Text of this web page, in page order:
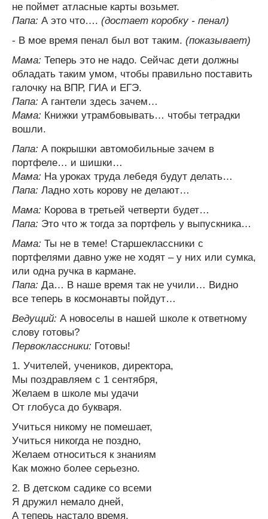
не поймет атласные карты возьмет.
Папа: А это что…. (достает коробку - пенал)
- В мое время пенал был вот таким. (показывает)
Мама: Теперь это не надо. Сейчас дети должны
обладать таким умом, чтобы правильно поставить
галочку на ВПР, ГИА и ЕГЭ.
Папа: А гантели здесь зачем…
Мама: Книжки утрамбовывать… чтобы тетрадки
вошли.
Папа: А покрышки автомобильные зачем в
портфеле… и шишки…
Мама: На уроках труда лебедя будут делать…
Папа: Ладно хоть корову не делают…
Мама: Корова в третьей четверти будет…
Папа: Это что ж тогда за портфель у выпускника…
Мама: Ты не в теме! Старшеклассники с
портфелями давно уже не ходят – у них или сумка,
или одна ручка в кармане.
Папа: Да… В наше время так не учили… Видно
все теперь в космонавты пойдут…
Ведущий: А новоселы в нашей школе к ответному
слову готовы?
Первоклассники: Готовы!
1. Учителей, учеников, директора,
Мы поздравляем с 1 сентября,
Желаем в школе мы удачи
От глобуса до букваря.
Учиться никому не помешает,
Учиться никогда не поздно,
Желаем относиться к знаниям
Как можно более серьезно.
2. В детском садике со всеми
Я дружил немало дней,
А теперь настало время,